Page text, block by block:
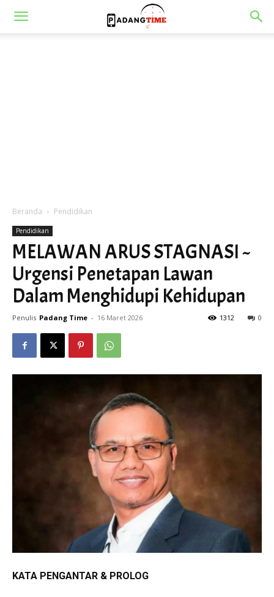
Beranda Pendidikan
Pendidikan
MELAWAN ARUS STAGNASI ~
Urgensi Penetapan Lawan
Dalam Menghidupi Kehidupan
Penulis Padang Time - 16 Maret 2026 0
1312
KATA PENGANTAR & PROLOG